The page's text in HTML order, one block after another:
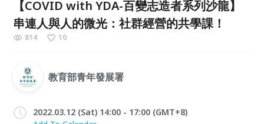
【COVID with YDA-百變志造者系列沙龍】
串連人與人的微光：社群經營的共學課！
814 10
教育部青年發展署
2022.03.12 (Sat) 14:00 - 17:00 (GMT+8)